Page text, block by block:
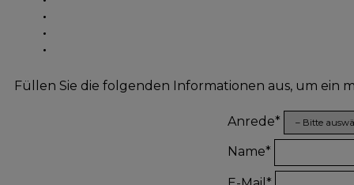
Füllen Sie die folgenden Informationen aus, um ein
Anrede*
Name*